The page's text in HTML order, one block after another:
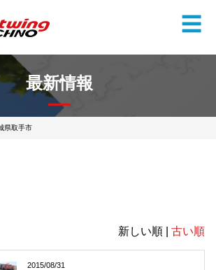
☰
✕
最新情報
県取手市
新しい順 | 古い順
2015/08/31